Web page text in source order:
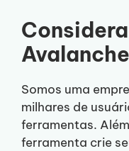
Somos uma
milhares de
ferramentas.
ferramenta crie